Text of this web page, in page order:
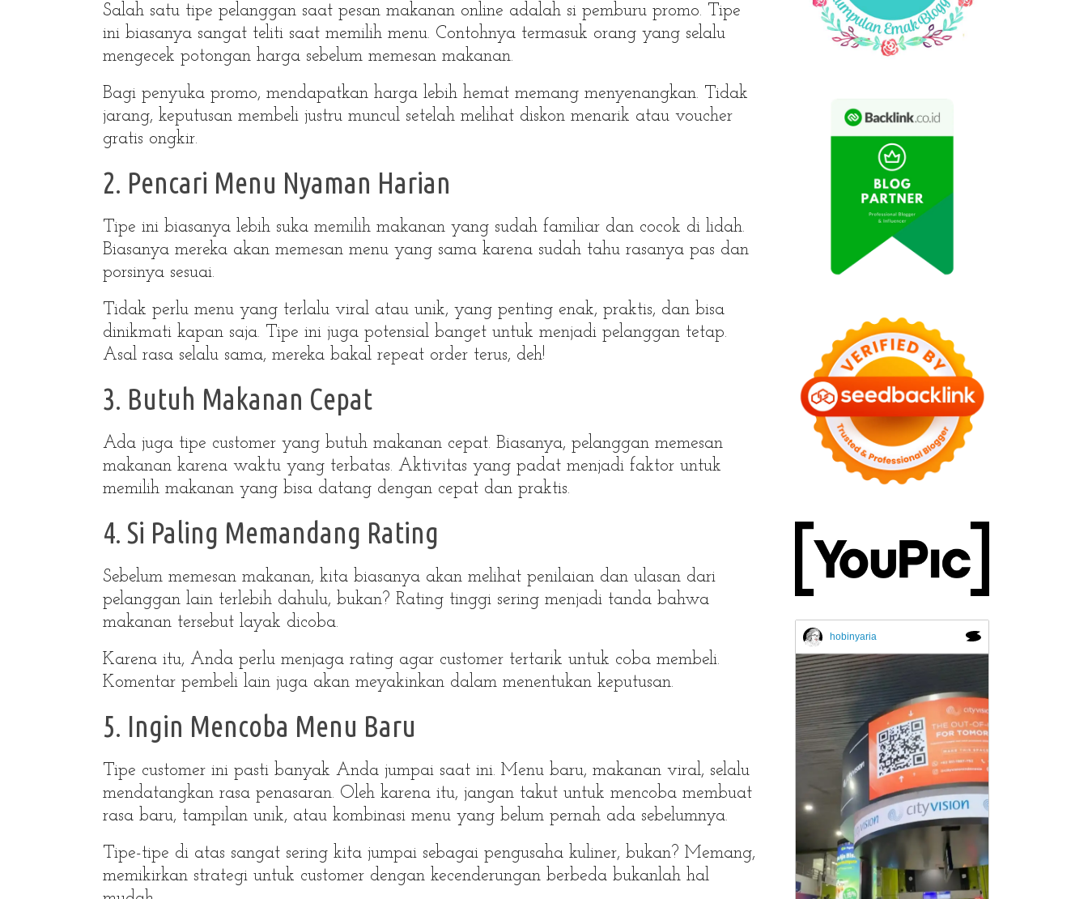
Salah satu tipe pelanggan saat pesan makanan online adalah si pemburu promo. Tipe
ini biasanya sangat teliti saat memilih menu. Contohnya termasuk orang yang selalu
mengecek potongan harga sebelum memesan makanan.
Bagi penyuka promo, mendapatkan harga lebih hemat memang menyenangkan. Tidak
jarang, keputusan membeli justru muncul setelah melihat diskon menarik atau voucher
gratis ongkir.
2. Pencari Menu Nyaman Harian
Tipe ini biasanya lebih suka memilih makanan yang sudah familiar dan cocok di lidah.
Biasanya mereka akan memesan menu yang sama karena sudah tahu rasanya pas dan
porsinya sesuai.
Tidak perlu menu yang terlalu viral atau unik, yang penting enak, praktis, dan bisa
dinikmati kapan saja. Tipe ini juga potensial banget untuk menjadi pelanggan tetap.
Asal rasa selalu sama, mereka bakal repeat order terus, deh!
3. Butuh Makanan Cepat
Ada juga tipe customer yang butuh makanan cepat. Biasanya, pelanggan memesan
makanan karena waktu yang terbatas. Aktivitas yang padat menjadi faktor untuk
memilih makanan yang bisa datang dengan cepat dan praktis.
4. Si Paling Memandang Rating
Sebelum memesan makanan, kita biasanya akan melihat penilaian dan ulasan dari
pelanggan lain terlebih dahulu, bukan? Rating tinggi sering menjadi tanda bahwa
makanan tersebut layak dicoba.
Karena itu, Anda perlu menjaga rating agar customer tertarik untuk coba membeli.
Komentar pembeli lain juga akan meyakinkan dalam menentukan keputusan.
5. Ingin Mencoba Menu Baru
Tipe customer ini pasti banyak Anda jumpai saat ini. Menu baru, makanan viral, selalu
mendatangkan rasa penasaran. Oleh karena itu, jangan takut untuk mencoba membuat
rasa baru, tampilan unik, atau kombinasi menu yang belum pernah ada sebelumnya.
Tipe-tipe di atas sangat sering kita jumpai sebagai pengusaha kuliner, bukan? Memang,
memikirkan strategi untuk customer dengan kecenderungan berbeda bukanlah hal
hobinyaria